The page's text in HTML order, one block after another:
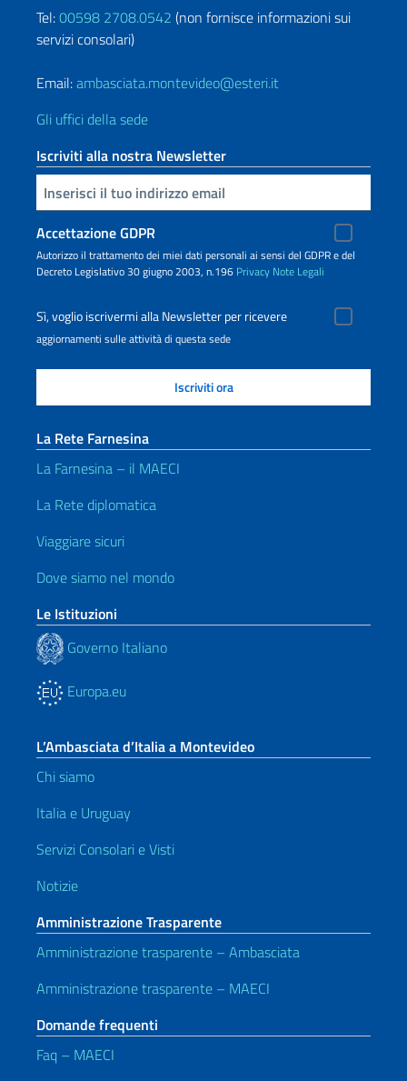
Tel:00598 2708.0542 (non fornisce informazioni sui
servizi consolari)
Email:ambasciata.montevideo@esteri.it
Gli uffici della sede
Iscriviti alla nostra Newsletter
Inserisci la tua email
Accettazione GDPR
Autorizzo il trattamento dei miei dati personali ai sensi del GDPR e del
Decreto Legislativo 30 giugno 2003, n.196 Privacy Note Legali
Sì, voglio iscrivermi alla Newsletter per ricevere
aggiornamenti sulle attività di questa sede
La Rete Farnesina
La Farnesina – il MAECI
La Rete diplomatica
Viaggiare sicuri
Dove siamo nel mondo
Le Istituzioni
Governo Italiano
Europa.eu
L’Ambasciata d’Italia a Montevideo
Chi siamo
Italia e Uruguay
Servizi Consolari e Visti
Notizie
Amministrazione Trasparente
Amministrazione trasparente – Ambasciata
Amministrazione trasparente – MAECI
Domande frequenti
Faq – MAECI